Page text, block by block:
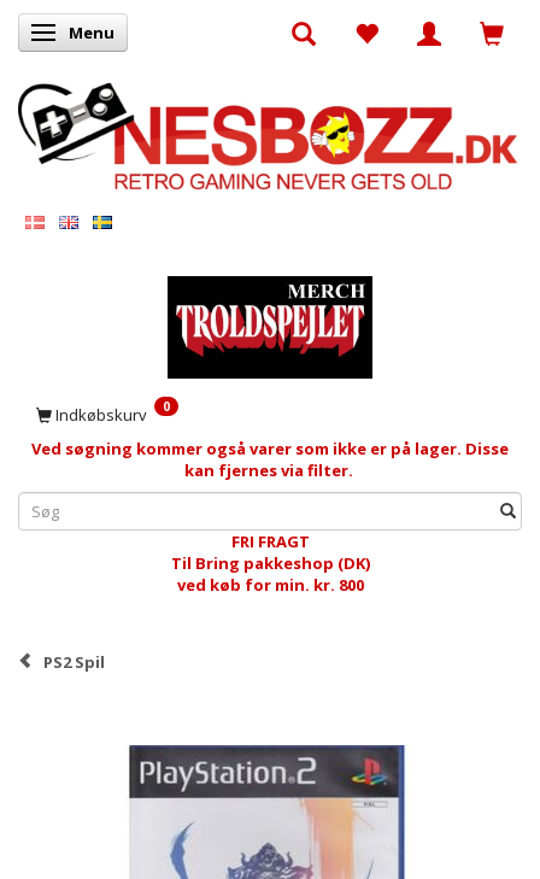
Skifte navigation
Menu
Indkøbskurv 0
Ved søgning kommer også varer som ikke er på lager. Disse
kan fjernes via filter.
FRI FRAGT
Til Bring pakkeshop (DK)
ved køb for min. kr. 800
PS2 Spil